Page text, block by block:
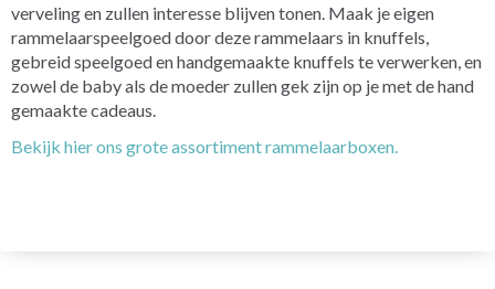
verveling en zullen interesse blijven tonen. Maak je eigen
rammelaarspeelgoed door deze rammelaars in knuffels,
gebreid speelgoed en handgemaakte knuffels te verwerken, en
zowel de baby als de moeder zullen gek zijn op je met de hand
gemaakte cadeaus.
Bekijk hier ons grote assortiment rammelaarboxen.